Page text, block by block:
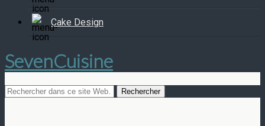
Cake Design
SevenCuisine